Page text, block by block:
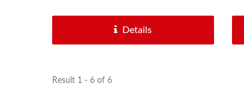
Details
Result 1 - 6 of 6